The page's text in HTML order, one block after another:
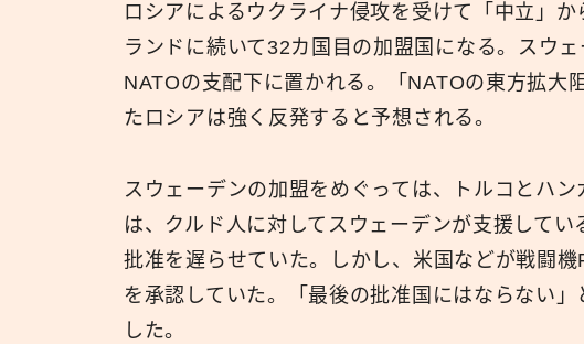
ロシアによるウクライナ侵攻を受けて「中立」
ランドに続いて32カ国目の加盟国になる。スウ
NATOの支配下に置かれる。「NATOの東方拡大
たロシアは強く反発すると予想される。
スウェーデンの加盟をめぐっては、トルコとハ
は、クルド人に対してスウェーデンが支援して
批准を遅らせていた。しかし、米国などが戦闘
を承認していた。「最後の批准国にはならない
した。